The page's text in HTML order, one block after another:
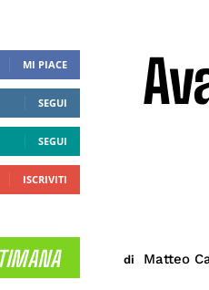
MI PIACE
SEGUI
SEGUI
ISCRIVITI
di Matteo